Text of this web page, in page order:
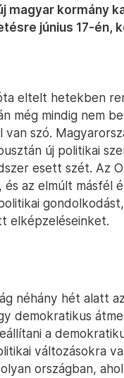
magyar kormány
június 17-én,
eltelt hetekben
még mindig nem
szó.
új politikai
esett szét. Az
az elmúlt másfél
elképzeléseinket.
néhány hét alatt
demokratikus
a
változásokra
országban,